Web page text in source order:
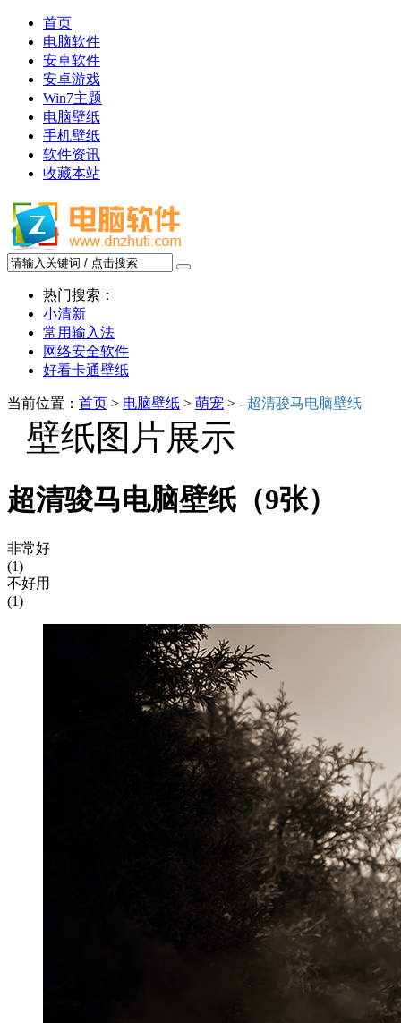
首页
电脑软件
安卓软件
安卓游戏
Win7主题
电脑壁纸
手机壁纸
软件资讯
收藏本站
热门搜索：
小清新
常用输入法
网络安全软件
好看卡通壁纸
当前位置： 首页 > 电脑壁纸 > 萌宠 > - 超清骏马电脑壁纸
壁纸图片展示
超清骏马电脑壁纸（9张）
非常好
(1)
不好用
(1)